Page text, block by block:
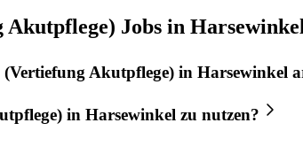
Jobs in
Akutpflege) in Harsewinkel
in Harsewinkel zu nutzen?